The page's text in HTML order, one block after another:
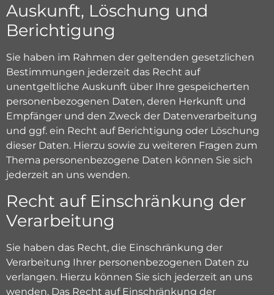
Auskunft, Löschung und
Berichtigung
Sie haben im Rahmen der geltenden gesetzlichen
Bestimmungen jederzeit das Recht auf
unentgeltliche Auskunft über Ihre gespeicherten
personenbezogenen Daten, deren Herkunft und
Empfänger und den Zweck der Datenverarbeitung
und ggf. ein Recht auf Berichtigung oder Löschung
dieser Daten. Hierzu sowie zu weiteren Fragen zum
Thema personenbezogene Daten können Sie sich
jederzeit an uns wenden.
Recht auf Einschränkung der
Verarbeitung
Sie haben das Recht, die Einschränkung der
Verarbeitung Ihrer personenbezogenen Daten zu
verlangen. Hierzu können Sie sich jederzeit an uns
wenden. Das Recht auf Einschränkung der